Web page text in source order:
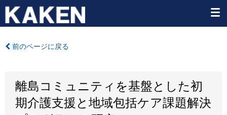
前のページに戻る
離島コミュニティを基盤とした初
期介護支援と地域包括ケア課題解決